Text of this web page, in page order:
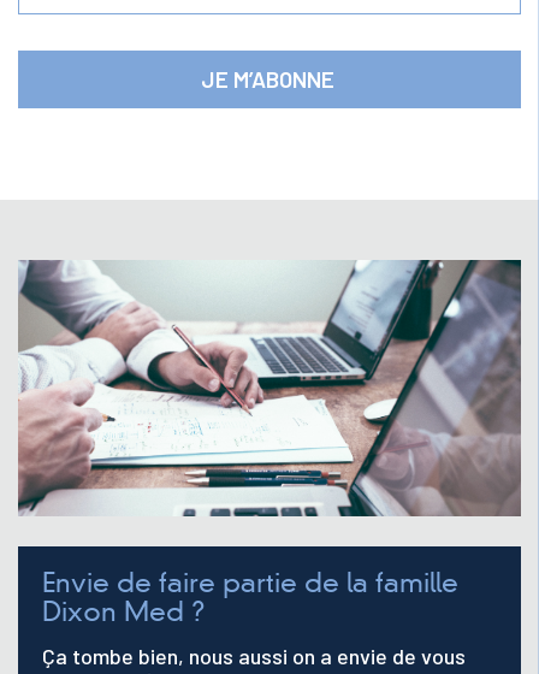
Envie de faire partie de la famille
Dixon Med ?
Ça tombe bien, nous aussi on a envie de vous